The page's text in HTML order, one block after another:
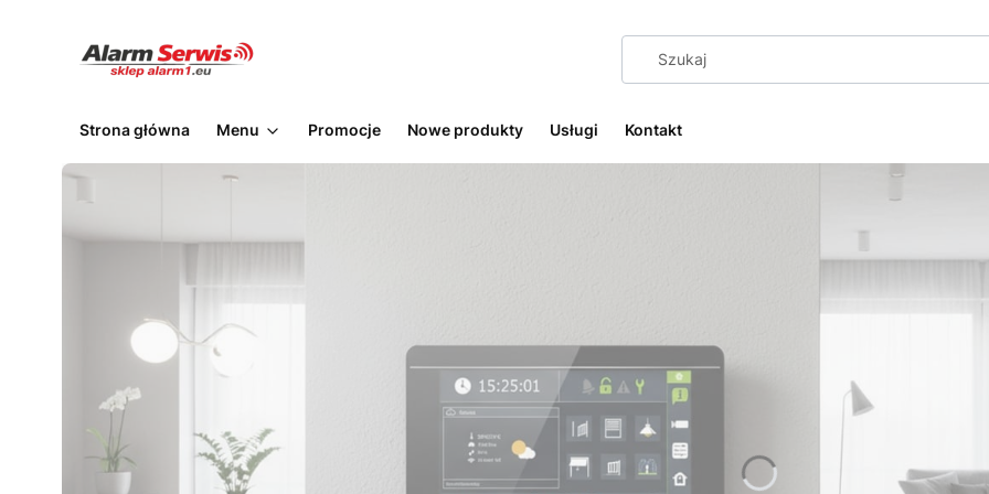
Strona główna Menu Promocje Nowe produkty Usługi Kontakt